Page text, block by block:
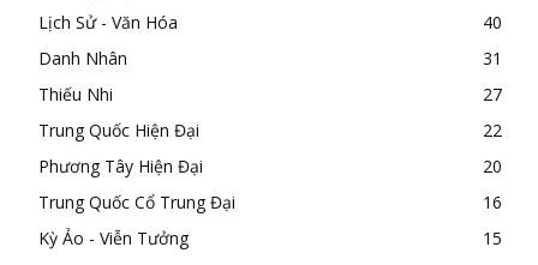
Lịch Sử - Văn Hóa
40
Danh Nhân
31
Thiếu Nhi
27
Trung Quốc Hiện Đại
22
Phương Tây Hiện Đại
20
Trung Quốc Cổ Trung Đại
16
Kỳ Ảo - Viễn Tưởng
15